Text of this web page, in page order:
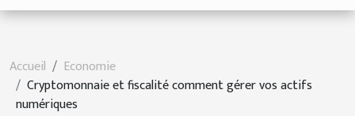
Accueil
Economie
Cryptomonnaie et fiscalité comment gérer vos actifs
numériques